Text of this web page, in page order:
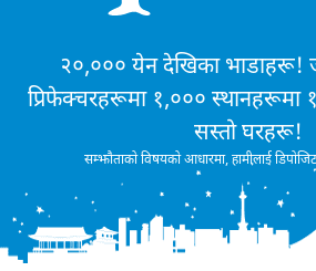
२०,००० येन देखिका भाडाहरू!
प्रिफेक्चरहरूमा १,००० स्थानहरूमा
सस्तो घरहरू!
सम्झौताको विषयको आधारमा, हामीलाई